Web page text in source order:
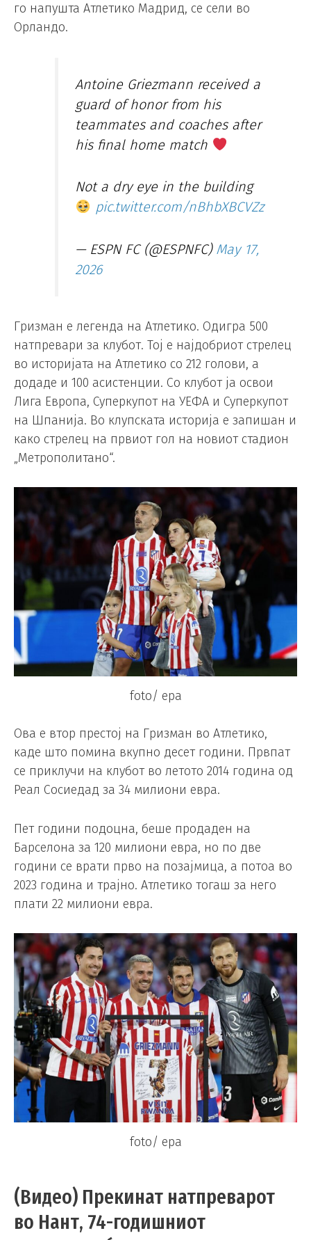
го напушта Атлетико Мадрид, се сели во
Орландо.
Antoine Griezmann received a
guard of honor from his
teammates and coaches after
his final home match
Not a dry eye in the building
pic.twitter.com/nBhbXBCVZz
— ESPN FC (@ESPNFC) May 17,
2026
Гризман е легенда на Атлетико. Одигра 500
натпревари за клубот. Тој е најдобриот стрелец
во историјата на Атлетико со 212 голови, а
додаде и 100 асистенции. Со клубот ја освои
Лига Европа, Суперкупот на УЕФА и Суперкупот
на Шпанија. Во клупската историја е запишан и
како стрелец на првиот гол на новиот стадион
„Метрополитано“.
foto/ epa
Ова е втор престој на Гризман во Атлетико,
каде што помина вкупно десет години. Првпат
се приклучи на клубот во летото 2014 година од
Реал Сосиедад за 34 милиони евра.
Пет години подоцна, беше продаден на
Барселона за 120 милиони евра, но по две
години се врати прво на позајмица, а потоа во
2023 година и трајно. Атлетико тогаш за него
плати 22 милиони евра.
foto/ epa
(Видео) Прекинат натпреварот
во Нант, 74-годишниот